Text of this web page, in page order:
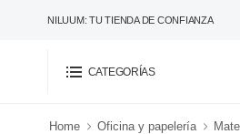
NILUUM: TU TIENDA DE CONFIANZA
CATEGORÍAS
Home Oficina y papelería